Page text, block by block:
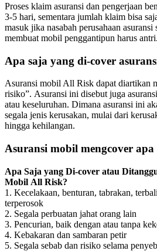
Proses klaim asuransi dan pengerjaan
3-5 hari, sementara jumlah klaim bisa
masuk jika nasabah perusahaan
membuat mobil penggantipun harus antri.
Apa saja yang di-cover
Asuransi mobil All Risk dapat diartikan
risiko”. Asuransi ini disebut juga
atau keseluruhan. Dimana asuransi ini
segala jenis kerusakan, mulai dari
hingga kehilangan.
Asuransi mobil mengcover apa
Apa Saja yang Di-cover atau
Mobil All Risk?
1. Kecelakaan, benturan, tabrakan,
terperosok
2. Segala perbuatan jahat orang lain
3. Pencurian, baik dengan atau tanpa
4. Kebakaran dan sambaran petir
5. Segala sebab dan risiko selama